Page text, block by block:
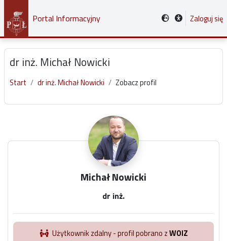
Przejdź do głównej zawartości
Portal Informacyjny Zaloguj się
dr inż. Michał Nowicki
Start dr inż. Michał Nowicki Zobacz profil
Michał Nowicki
dr inż.
Użytkownik zdalny - profil pobrano zWOIZ